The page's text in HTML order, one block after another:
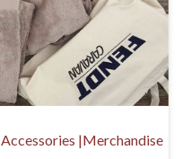
Accessories |Merchandise